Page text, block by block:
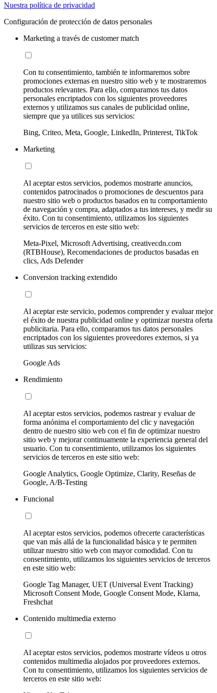
Nuestra política de privacidad
Configuración de protección de datos personales
Marketing a través de customer match
Con tu consentimiento, también te informaremos sobre
promociones externas en nuestro sitio web y te mostraremos
productos relevantes. Para ello, comparamos tus datos
personales encriptados con los siguientes proveedores
externos y utilizamos sus canales de publicidad online,
siempre que ya utilices sus servicios:
Bing, Criteo, Meta, Google, LinkedIn, Printerest, TikTok
Marketing
Al aceptar estos servicios, podemos mostrarte anuncios,
contenidos patrocinados o promociones de descuentos para
nuestro sitio web o productos basados en tu comportamiento
de navegación y compra, adaptados a tus intereses, y medir su
éxito. Con tu consentimiento, utilizamos los siguientes
servicios de terceros en este sitio web:
Meta-Pixel, Microsoft Advertising, creativecdn.com
(RTBHouse), Recomendaciones de productos basadas en
clics, Ads Defender
Conversion tracking extendido
Al aceptar este servicio, podemos comprender y evaluar mejor
el éxito de nuestra publicidad online y optimizar nuestra oferta
publicitaria. Para ello, comparamos tus datos personales
encriptados con los siguientes proveedores externos, si ya
utilizas sus servicios:
Google Ads
Rendimiento
Al aceptar estos servicios, podemos rastrear y evaluar de
forma anónima el comportamiento del clic y navegación
dentro de nuestro sitio web con el fin de optimizar nuestro
sitio web y mejorar continuamente la experiencia general del
usuario. Con tu consentimiento, utilizamos los siguientes
servicios de terceros en este sitio web:
Google Analytics, Google Optimize, Clarity, Reseñas de
Google, A/B-Testing
Funcional
Al aceptar estos servicios, podemos ofrecerte características
que van más allá de la funcionalidad básica y te permiten
utilizar nuestro sitio web con mayor comodidad. Con tu
consentimiento, utilizamos los siguientes servicios de terceros
en este sitio web:
Google Tag Manager, UET (Universal Event Tracking)
Microsoft Consent Mode, Google Consent Mode, Klarna,
Freshchat
Contenido multimedia externo
Al aceptar estos servicios, podemos mostrarte vídeos u otros
contenidos multimedia alojados por proveedores externos.
Con tu consentimiento, utilizamos los siguientes servicios de
terceros en este sitio web: